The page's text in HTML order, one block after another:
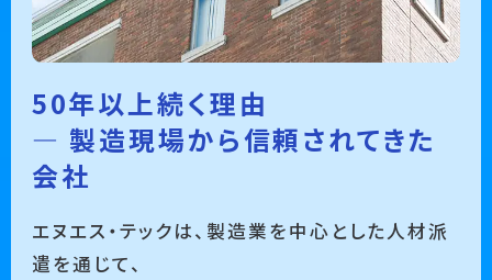
50年以上続く理由
― 製造現場から信頼されてきた
会社
エヌエス・テックは、製造業を中心とした人材派
遣を通じて、